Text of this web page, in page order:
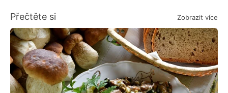
Přečtěte si Zobrazit více